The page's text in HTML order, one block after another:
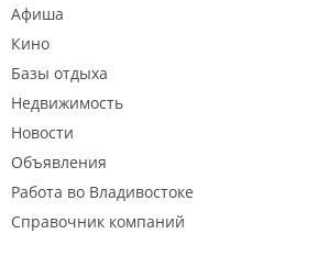
Афиша
Кино
Базы отдыха
Недвижимость
Новости
Объявления
Работа во Владивостоке
Справочник компаний